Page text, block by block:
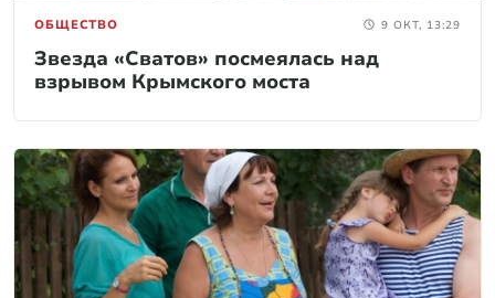
ОБЩЕСТВО 9 ОКТ, 13:29
Звезда «Сватов» посмеялась над
взрывом Крымского моста